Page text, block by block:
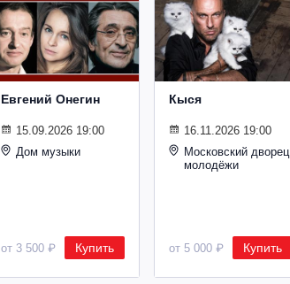
Евгений Онегин
15.09.2026 19:00
Дом музыки
от 3 500 ₽ Купить
Кыся
16.11.2026 19:00
Московский дворец
молодёжи
от 5 000 ₽ Купить